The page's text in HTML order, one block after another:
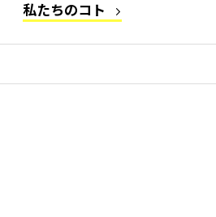
私たちのコト